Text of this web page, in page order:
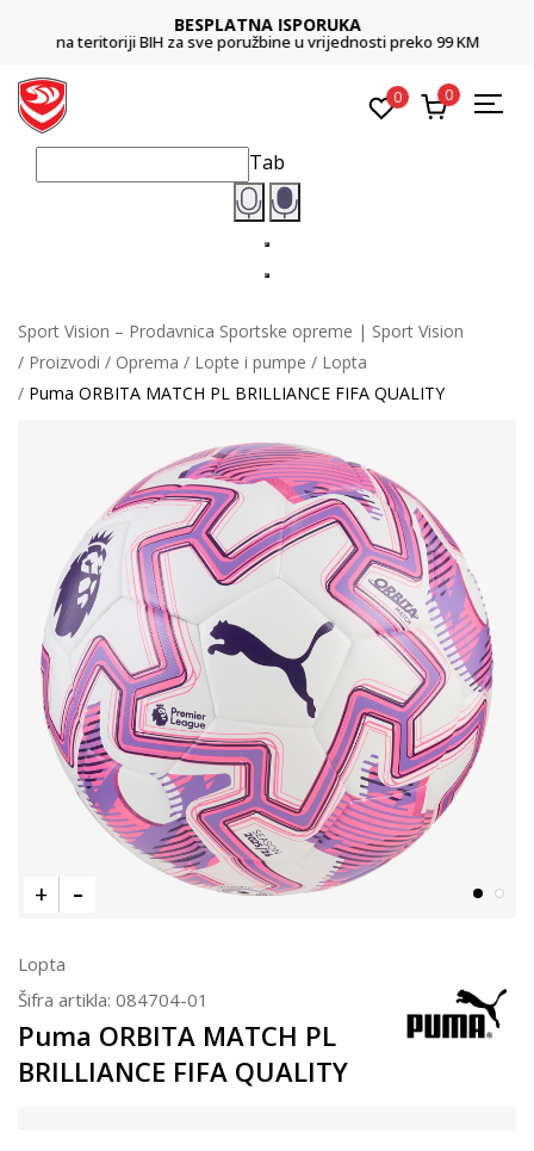
BESPLATNA ISPORUKA
na teritoriji BIH za sve poružbine u vrijednosti preko 99 KM
0 0
Tab
Sport Vision – Prodavnica Sportske opreme | Sport Vision
Proizvodi
Oprema Lopte i pumpe
Lopta
Puma ORBITA MATCH PL BRILLIANCE FIFA QUALITY
Lopta
Šifra artikla: 084704-01
Puma ORBITA MATCH PL
BRILLIANCE FIFA QUALITY